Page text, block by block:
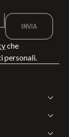
FARE A
che
personali.